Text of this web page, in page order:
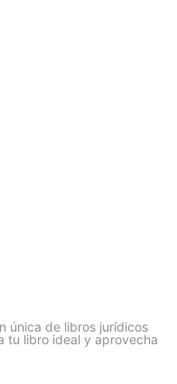
única de libros jurídicos
tu libro ideal y aprovecha